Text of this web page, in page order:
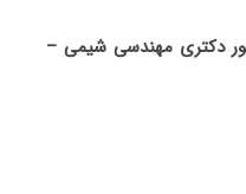
دکتری مهندسی شیمی –